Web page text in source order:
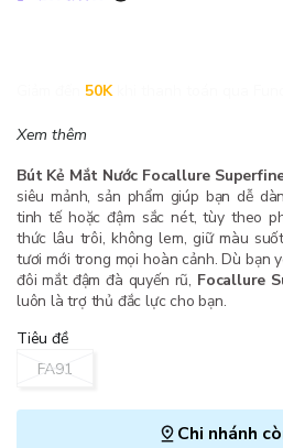
50K
Xem thêm
Bút Kẻ Mắt Nước Focallure
siêu mảnh, sản phẩm giúp bạn dễ
tinh tế hoặc đậm sắc nét, tùy theo
thức lâu trôi, không lem, giữ màu
tươi mới trong mọi hoàn cảnh. Dù bạn
đôi mắt đậm đà quyến rũ, Focallure
luôn là trợ thủ đắc lực cho bạn.
Tiêu đề
FA91
Chi nhánh